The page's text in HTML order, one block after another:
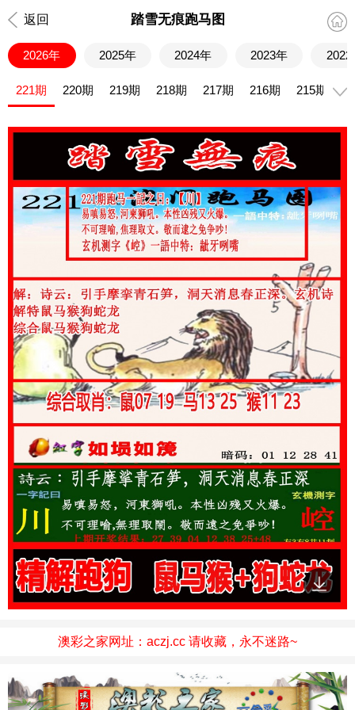
返回 踏雪无痕跑马图
2026年 2025年 2024年 2023年 2022
221期 220期 219期 218期 217期 216期 215期
澳彩之家网址：aczj.cc 请收藏，永不迷路~